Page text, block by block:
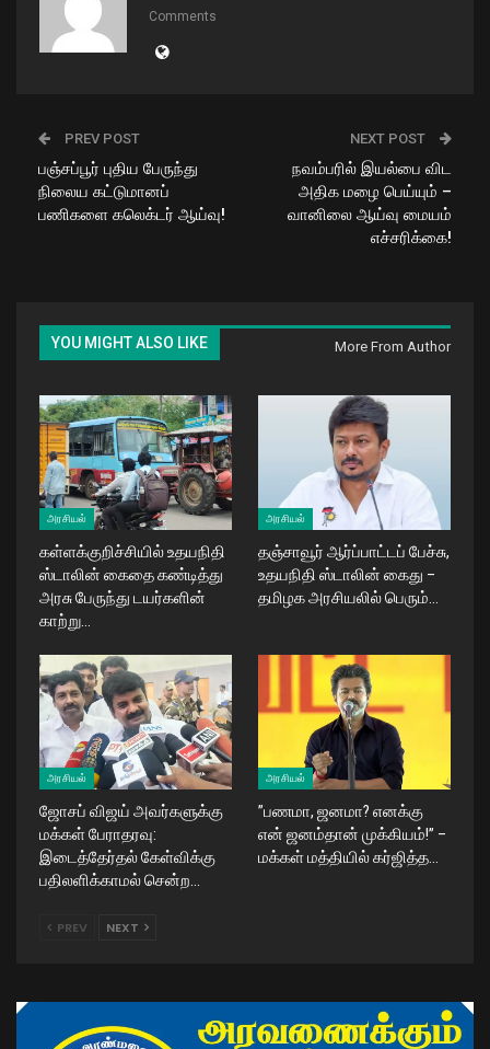
Comments
PREV POST
பஞ்சப்பூர் புதிய பேருந்து
நிலைய கட்டுமானப்
பணிகளை கலெக்டர் ஆய்வு!
NEXT POST
நவம்பரில் இயல்பை விட
அதிக மழை பெய்யும் –
வானிலை ஆய்வு மையம்
எச்சரிக்கை!
YOU MIGHT ALSO LIKE More From Author
அரசியல்
கள்ளக்குறிச்சியில் உதயநிதி
ஸ்டாலின் கைதை கண்டித்து
அரசு பேருந்து டயர்களின்
காற்று…
அரசியல்
தஞ்சாவூர் ஆர்ப்பாட்டப் பேச்சு,
உதயநிதி ஸ்டாலின் கைது –
தமிழக அரசியலில் பெரும்…
அரசியல்
ஜோசப் விஜய் அவர்களுக்கு
மக்கள் பேராதரவு:
இடைத்தேர்தல் கேள்விக்கு
பதிலளிக்காமல் சென்ற…
அரசியல்
​”பணமா, ஜனமா? எனக்கு
என் ஜனம்தான் முக்கியம்!” –
மக்கள் மத்தியில் கர்ஜித்த…
PREV NEXT